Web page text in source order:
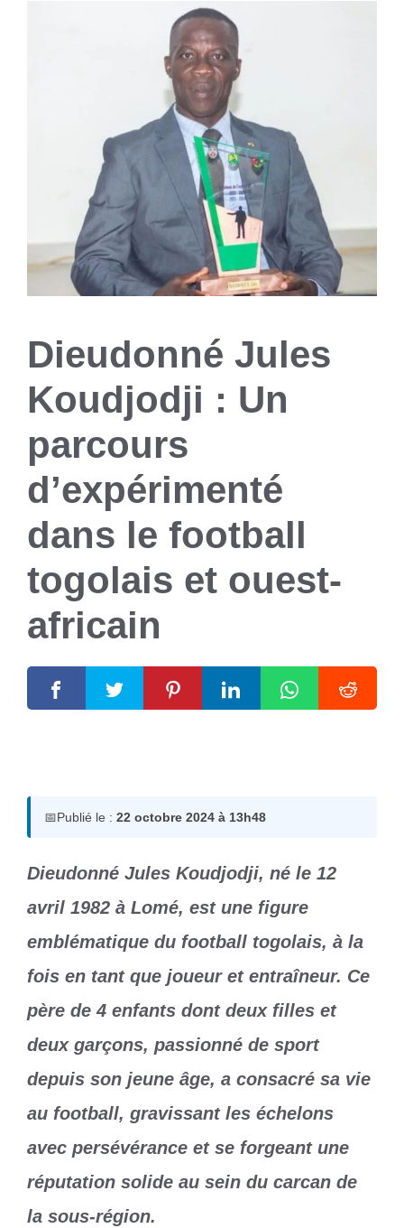
Dieudonné Jules
Koudjodji : Un
parcours
d’expérimenté
dans le football
togolais et ouest-
africain
📅Publié le : 22 octobre 2024 à 13h48
Dieudonné Jules Koudjodji, né le 12
avril 1982 à Lomé, est une figure
emblématique du football togolais, à la
fois en tant que joueur et entraîneur. Ce
père de 4 enfants dont deux filles et
deux garçons, passionné de sport
depuis son jeune âge, a consacré sa vie
au football, gravissant les échelons
avec persévérance et se forgeant une
réputation solide au sein du carcan de
la sous-région.